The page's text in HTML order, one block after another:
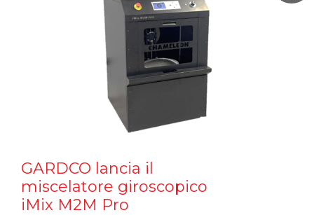
GARDCO lancia il
miscelatore giroscopico
iMix M2M Pro